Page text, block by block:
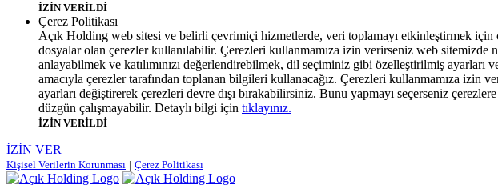
İZİN VERİLDİ
Çerez Politikası
Açık Holding web sitesi ve belirli çevrimiçi hizmetlerde, veri toplamayı etkinleştirmek için
dosyalar olan çerezler kullanılabilir. Çerezleri kullanmamıza izin verirseniz web sitemizde
anlayabilmek ve katılımınızı değerlendirebilmek, dil seçiminiz gibi özelleştirilmiş ayarları
amacıyla çerezler tarafından toplanan bilgileri kullanacağız. Çerezleri kullanmamıza izin
ayarları değiştirerek çerezleri devre dışı bırakabilirsiniz. Bunu yapmayı seçerseniz
düzgün çalışmayabilir. Detaylı bilgi için tıklayınız.
İZİN VERİLDİ
İZİN VER
Kişisel Verilerin Korunması | Çerez Politikası